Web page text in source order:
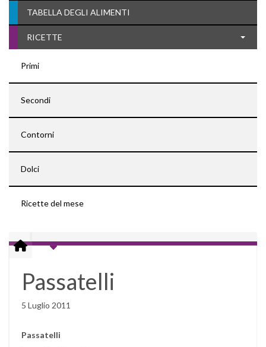
TABELLA DEGLI ALIMENTI
RICETTE
Primi
Secondi
Contorni
Dolci
Ricette del mese
Passatelli
5 Luglio 2011
Passatelli